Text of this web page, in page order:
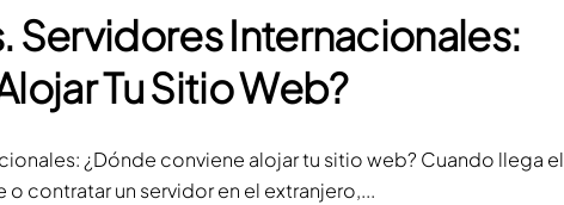
Servidores Internacionales:
Tu Sitio Web?
¿Dónde conviene alojar tu sitio web? Cuando llega el
contratar un servidor en el extranjero,...